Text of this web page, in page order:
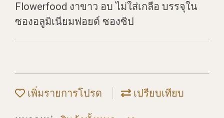
Flowerfood งาขาว อบ ไม่ใส่เกลือ บรรจุใน
ซองอลูมิเนียมฟอยด์ ซองซิป
เพิ่มรายการโปรด เปรียบเทียบ